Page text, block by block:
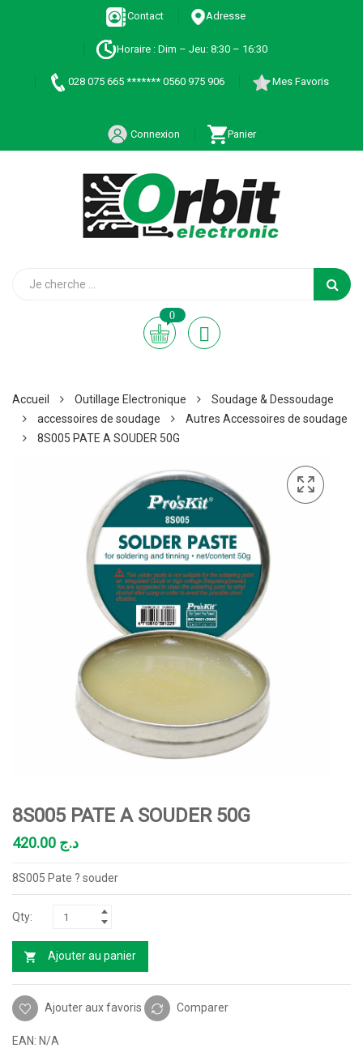
Contact Adresse
Horaire : Dim – Jeu: 8:30 – 16:30
028 075 665 ******* 0560 975 906 Mes Favoris
Connexion Panier
0
Accueil Outillage Electronique
Soudage & Dessoudage
accessoires de soudage
Autres Accessoires de soudage
8S005 PATE A SOUDER 50G
8S005 PATE A SOUDER 50G
د.ج
8S005 Pate ? souder
Ajouter au panier
Ajouter aux favoris Comparer
EAN: N/A